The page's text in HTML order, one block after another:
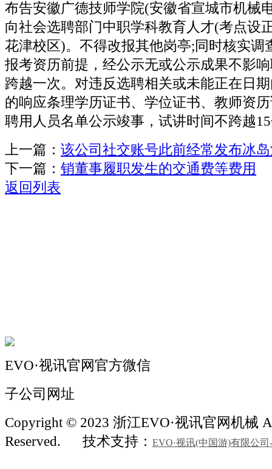
布告安徽广德技师学院(安徽省宣城市机械
向社会选聘部门中职学科教育人才(考点设
花津校区)。不得改报其他岗亭;同时核实调
报考资历前提，经公示无或公示成果不影
跨越一次。对违反选聘相关或未能正在日
的响应条理学历证书、学位证书、教师资
聘用人员名单公示竣事，试讲时间不跨越
上一篇： 该公司社交账号此前经常发布冰
下一篇： 销董事履职发生的交通费等费用
返回列表
EVO·视讯官网官方微信
子公司网址
Copyright © 2023 浙江EVO·视讯官网机械
Reserved.
技术支持： EVO·视讯(中国游)有限公司